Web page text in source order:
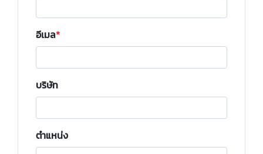
อีเมล
บริษัท
ตำแหน่ง